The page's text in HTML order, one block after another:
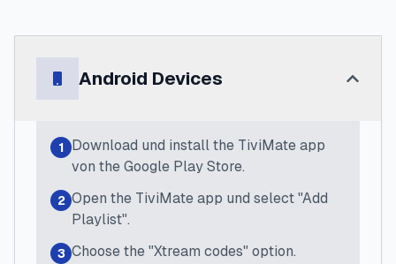
Android Devices
1 Download und install the TiviMate app
von the Google Play Store.
2 Open the TiviMate app und select "Add
Playlist".
3 Choose the "Xtream codes" option.